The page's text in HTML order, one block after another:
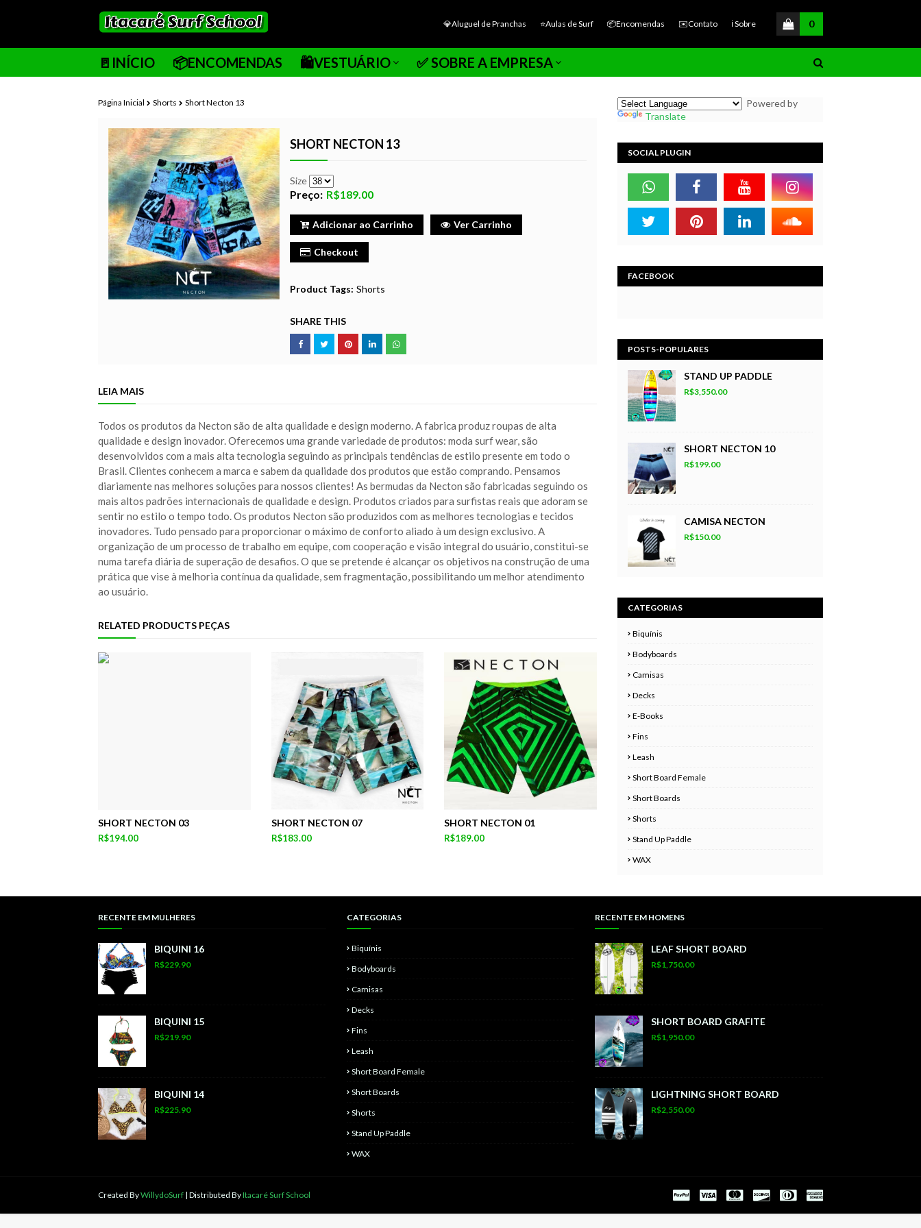
💎Aluguel de Pranchas ⭐Aulas de Surf 📦Encomendas ✉️Contato ℹ️ Sobre 0
🚪INÍCIO 📦ENCOMENDAS 🛍️VESTUÁRIO ✅ SOBRE A EMPRESA
Página Inicial Shorts Short Necton 13
SHORT NECTON 13
Size
Preço: R$189.00
Adicionar ao Carrinho Ver Carrinho
Checkout
Product Tags: Shorts
SHARE THIS
LEIA MAIS
Todos os produtos da Necton são de alta qualidade e design moderno. A fabrica produz roupas de alta
qualidade e design inovador. Oferecemos uma grande variedade de produtos: moda surf wear, são
desenvolvidos com a mais alta tecnologia seguindo as principais tendências de estilo presente em todo o
Brasil. Clientes conhecem a marca e sabem da qualidade dos produtos que estão comprando. Pensamos
diariamente nas melhores soluções para nossos clientes! As bermudas da Necton são fabricadas seguindo os
mais altos padrões internacionais de qualidade e design. Produtos criados para surfistas reais que adoram se
sentir no estilo o tempo todo. Os produtos Necton são produzidos com as melhores tecnologias e tecidos
inovadores. Tudo pensado para proporcionar o máximo de conforto aliado à um design exclusivo. A
organização de um processo de trabalho em equipe, com cooperação e visão integral do usuário, constitui-se
numa tarefa diária de superação de desafios. O que se pretende é alcançar os objetivos na construção de uma
prática que vise à melhoria contínua da qualidade, sem fragmentação, possibilitando um melhor atendimento
ao usuário.
RELATED PRODUCTS PEÇAS
SHORT NECTON 03
R$194.00
SHORT NECTON 07
R$183.00
SHORT NECTON 01
R$189.00
Powered by
Translate
SOCIAL PLUGIN
FACEBOOK
POSTS-POPULARES
STAND UP PADDLE
R$3,550.00
SHORT NECTON 10
R$199.00
CAMISA NECTON
R$150.00
CATEGORIAS
Biquínis
Bodyboards
Camisas
Decks
E-Books
Fins
Leash
Short Board Female
Short Boards
Shorts
Stand Up Paddle
WAX
RECENTE EM MULHERES
BIQUINI 16
R$229.90
BIQUINI 15
R$219.90
BIQUINI 14
R$225.90
CATEGORIAS
Biquínis
Bodyboards
Camisas
Decks
Fins
Leash
Short Board Female
Short Boards
Shorts
Stand Up Paddle
WAX
RECENTE EM HOMENS
LEAF SHORT BOARD
R$1,750.00
SHORT BOARD GRAFITE
R$1,950.00
LIGHTNING SHORT BOARD
R$2,550.00
Created ByWillydoSurf | Distributed ByItacaré Surf School